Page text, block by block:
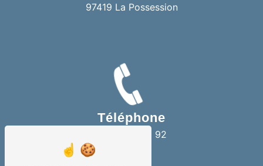
97419 La Possession
Téléphone
06 92 08 42 92